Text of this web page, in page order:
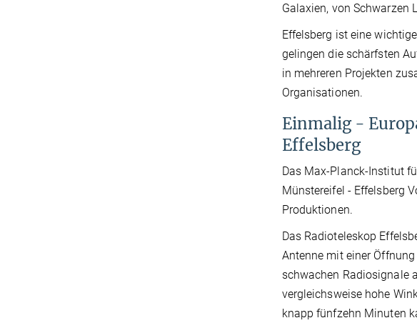
Galaxien, von Schwarzen
Effelsberg ist eine
gelingen die schärfsten
in mehreren Projekten
Organisationen.
Einmalig -
Effelsberg
Das Max-Planck-Institut
Münstereifel - Effelsberg
Produktionen.
Das Radioteleskop
Antenne mit einer
schwachen Radiosignale
vergleichsweise hohe
knapp fünfzehn Minuten